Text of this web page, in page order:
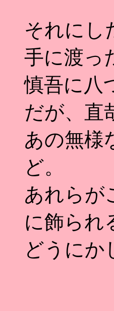
それにし
手に渡っ
慎吾に八
だが、直
あの無様
ど。
あれらが
に飾られ
どうにか